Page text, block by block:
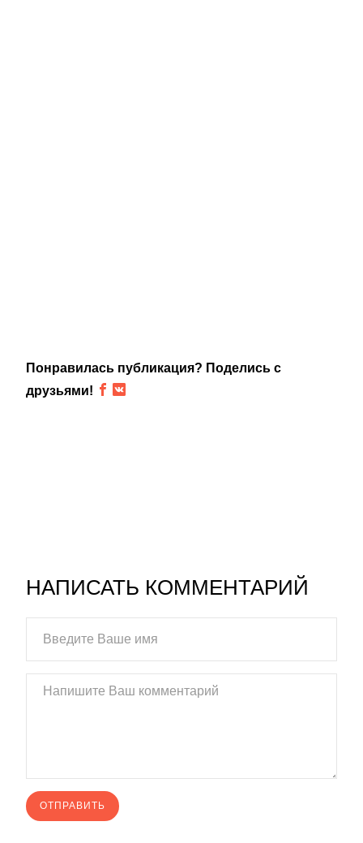
Понравилась публикация? Поделись с
друзьями!
НАПИСАТЬ КОММЕНТАРИЙ